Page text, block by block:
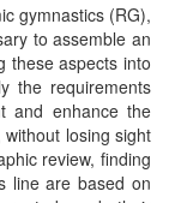
gymnastics (RG),
to assemble an
these aspects into
the requirements
and enhance the
losing sight
review, finding
line are based on